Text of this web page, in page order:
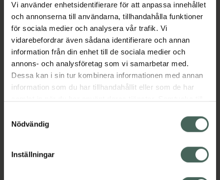
Vi använder enhetsidentifierare för att anpassa innehållet
och annonserna till användarna, tillhandahålla funktioner
för sociala medier och analysera vår trafik. Vi
vidarebefordrar även sådana identifierare och annan
information från din enhet till de sociala medier och
annons- och analysföretag som vi samarbetar med.
Dessa kan i sin tur kombinera informationen med annan
information som du har tillhandahållit eller som de har
återkalla ditt samtycke via webbplatsens
cookieinställningar. Ett återkallat samtycke påverkar inte
lagligheten av behandling som skett innan återkallelsen.
Nödvändig
Inställningar
Beskrivning Dölj
Läs alltid bipacksedeln innan
användning.
EAN:08718531945647
Visa